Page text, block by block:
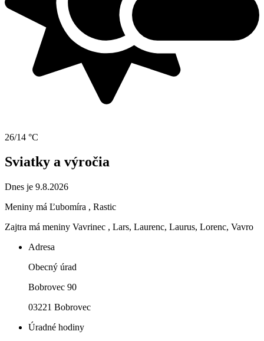
26/14 °C
Sviatky a výročia
Dnes je 9.8.2026
Meniny má Ľubomíra , Rastic
Zajtra má meniny Vavrinec , Lars, Laurenc, Laurus, Lorenc, Vavro
Adresa
Obecný úrad
Bobrovec 90
03221 Bobrovec
Úradné hodiny